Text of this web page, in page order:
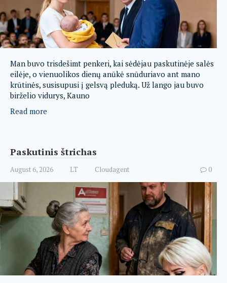
Man buvo trisdešimt penkeri, kai sėdėjau paskutinėje salės
eilėje, o vienuolikos dienų anūkė snūduriavo ant mano
krūtinės, susisupusi į gelsvą pleduką. Už lango jau buvo
birželio vidurys, Kauno
Read more
Paskutinis štrichas
August 6, 2026 LT Cloudagent 0